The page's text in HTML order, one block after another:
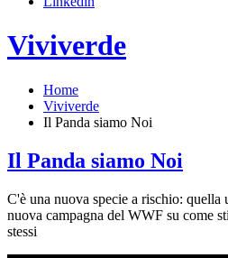
Viviverde
Home
Viviverde
Il Panda siamo Noi
Il Panda siamo Noi
C'è una nuova specie a rischio: quella
nuova campagna del WWF su come
stessi